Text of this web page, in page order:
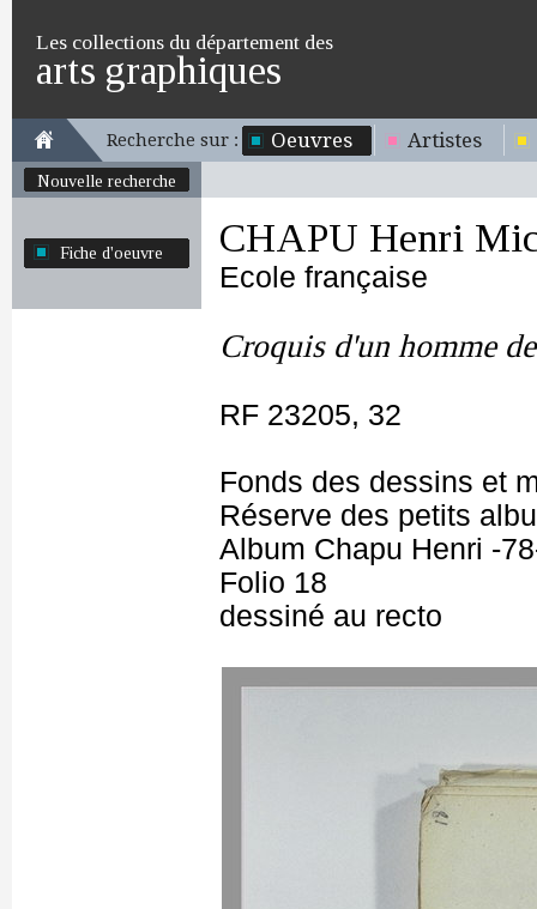
Les collections du département des
arts graphiques
Recherche sur : Oeuvres Artistes
Nouvelle recherche
Fiche d'oeuvre CHAPU Henri
Ecole française
Croquis d'un homme
RF 23205, 32
Fonds des dessins et
Réserve des petits
Album Chapu Henri -
Folio 18
dessiné au recto